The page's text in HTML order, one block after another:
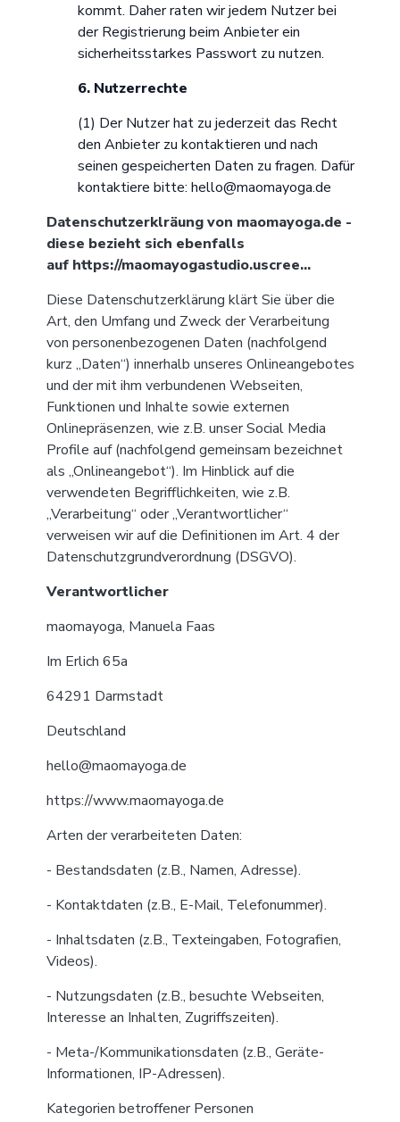
kommt. Daher raten wir jedem Nutzer bei
der Registrierung beim Anbieter ein
sicherheitsstarkes Passwort zu nutzen.
6. Nutzerrechte
(1) Der Nutzer hat zu jederzeit das Recht
den Anbieter zu kontaktieren und nach
seinen gespeicherten Daten zu fragen. Dafür
kontaktiere bitte: hello@maomayoga.de
Datenschutzerklräung von maomayoga.de -
diese bezieht sich ebenfalls
auf https://maomayogastudio.uscree...
Diese Datenschutzerklärung klärt Sie über die
Art, den Umfang und Zweck der Verarbeitung
von personenbezogenen Daten (nachfolgend
kurz „Daten“) innerhalb unseres Onlineangebotes
und der mit ihm verbundenen Webseiten,
Funktionen und Inhalte sowie externen
Onlinepräsenzen, wie z.B. unser Social Media
Profile auf (nachfolgend gemeinsam bezeichnet
als „Onlineangebot“). Im Hinblick auf die
verwendeten Begrifflichkeiten, wie z.B.
„Verarbeitung“ oder „Verantwortlicher“
verweisen wir auf die Definitionen im Art. 4 der
Datenschutzgrundverordnung (DSGVO).
Verantwortlicher
maomayoga, Manuela Faas
Im Erlich 65a
64291 Darmstadt
Deutschland
hello@maomayoga.de
https://www.maomayoga.de
Arten der verarbeiteten Daten:
- Bestandsdaten (z.B., Namen, Adresse).
- Kontaktdaten (z.B., E-Mail, Telefonummer).
- Inhaltsdaten (z.B., Texteingaben, Fotografien,
Videos).
- Nutzungsdaten (z.B., besuchte Webseiten,
Interesse an Inhalten, Zugriffszeiten).
- Meta-/Kommunikationsdaten (z.B., Geräte-
Informationen, IP-Adressen).
Kategorien betroffener Personen